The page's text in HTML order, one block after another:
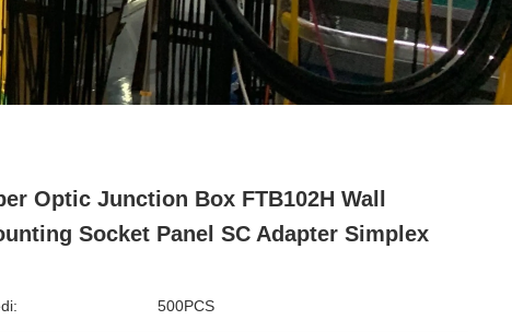
Optic Junction Box FTB102H Wall
Socket Panel SC Adapter Simplex
500PCS